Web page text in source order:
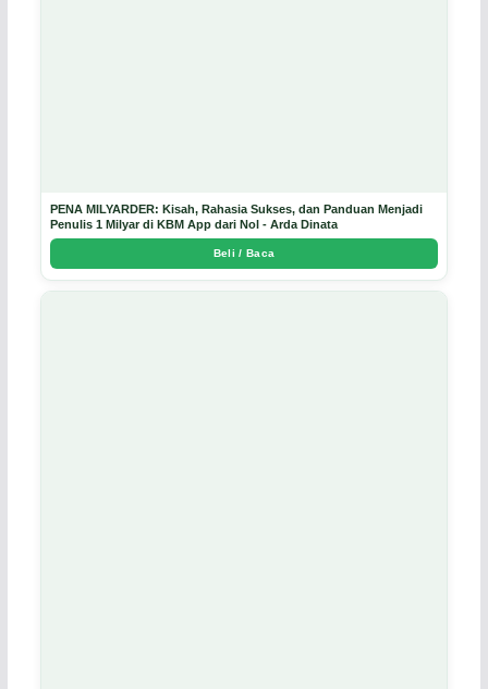
PENA MILYARDER: Kisah, Rahasia Sukses, dan Panduan Menjadi
Penulis 1 Milyar di KBM App dari Nol - Arda Dinata
Beli / Baca